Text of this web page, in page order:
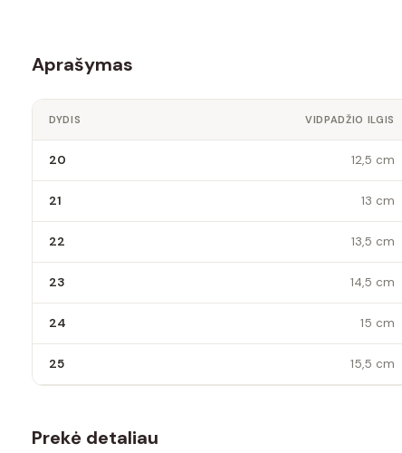
Aprašymas
DYDIS VIDPADŽIO ILGIS
20 12,5 cm
21 13 cm
22 13,5 cm
23 14,5 cm
24 15 cm
25 15,5 cm
Prekė detaliau